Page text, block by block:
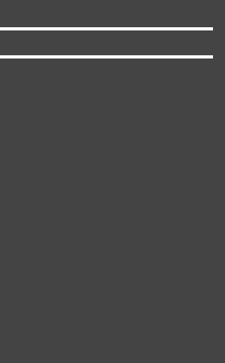
तक चलने वाला एक शानदार प्लान
रिचार्ज प्लान की कीमत सिर्फ